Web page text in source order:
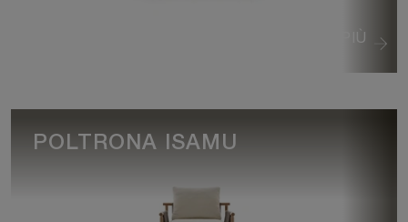
VEDI DI PIÙ
POLTRONA ISAMU